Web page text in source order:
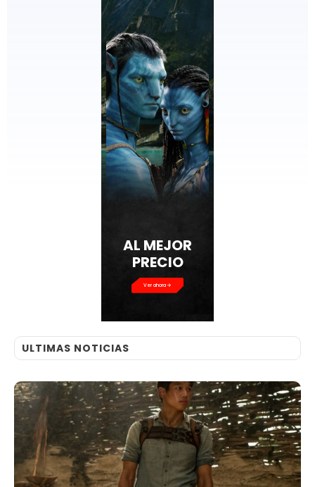
AL MEJOR
PRECIO
Ver ahora
ULTIMAS NOTICIAS